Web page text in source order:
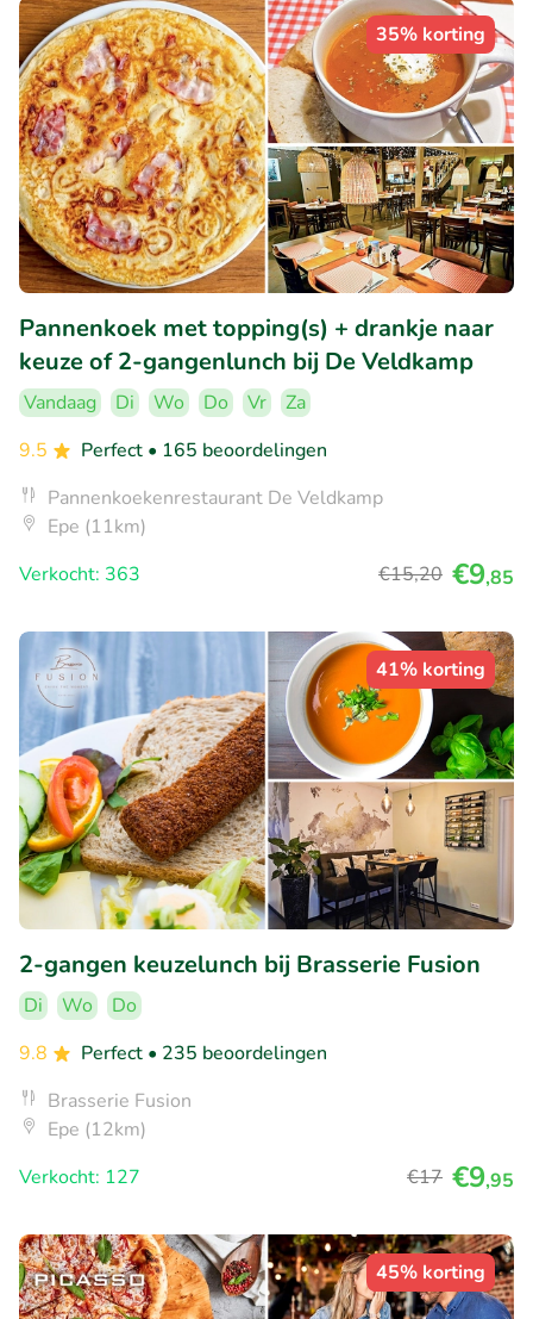
35% korting
Pannenkoek met topping(s) + drankje naar
keuze of 2-gangenlunch bij De Veldkamp
Vandaag Di Wo Do Vr
Za
9.5
Perfect • 165 beoordelingen
Pannenkoekenrestaurant De Veldkamp
Epe (11km)
Verkocht: 363
€15,20 €9,85
41% korting
2-gangen keuzelunch bij Brasserie Fusion
Di Wo
Do
9.8
Perfect • 235 beoordelingen
Brasserie Fusion
Epe (12km)
Verkocht: 127
€17 €9,95
45% korting